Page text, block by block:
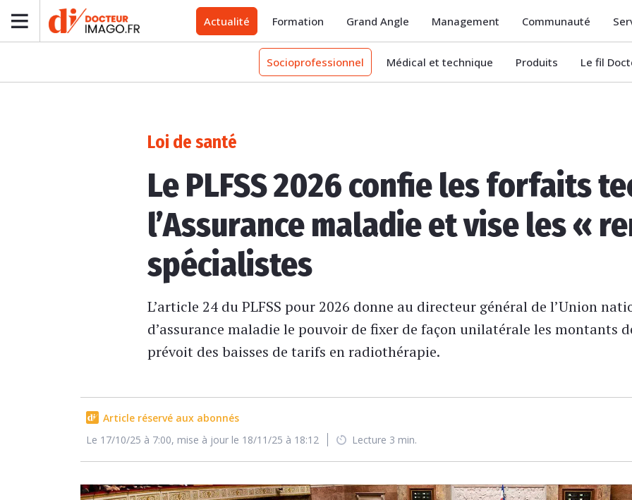
Actualité Formation Grand Angle Management Communauté
Socioprofessionnel Médical et technique Produits Le fil
Loi de santé
Le PLFSS 2026 confie les forfaits
l’Assurance maladie et vise les «
spécialistes
L’article 24 du PLFSS pour 2026 donne au directeur général de l’Union
d’assurance maladie le pouvoir de fixer de façon unilatérale les montants
prévoit des baisses de tarifs en radiothérapie.
Article réservé aux abonnés
Le 17/10/25 à 7:00, mise à jour le 18/11/25 à 18:12
Lecture 3 min.